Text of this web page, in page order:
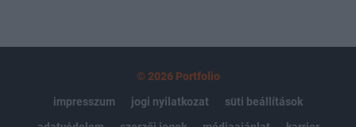
© 2026 Portfolio
impresszum
jogi nyilatkozat
süti beállítások